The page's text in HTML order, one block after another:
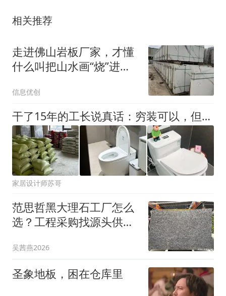
相关推荐
走进佛山岩板厂家，才懂
什么叫把山水画“烧”进瓷
吧！
信息优创
干了15年的工长说真话：穷装可以，但这5个地方要多花钱
家居设计师苏哥
范思哲黑大理石工厂怎么
选？工程采购找源头供应
吴茜燕2026
圣象地板，困在仓库里